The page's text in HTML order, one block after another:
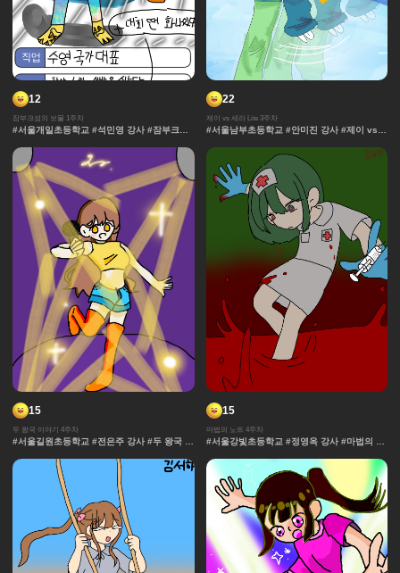
12
잠부크섬의 보물 1주차
#서울개일초등학교 #석민영 강사 #잠부크섬
의보물 #9차시 #사건 #모험 #마법 #서울개일
초등학교 #석민영강사 #세계관 중세 #보물 #
정규
22
제이 vs 세라 Lite 3주차
#서울남부초등학교 #안미진 강사 #제이 vs
#컷만화 #데포르메 #훈련 #보석 #창작 디자
인 #체육 #제이 #대결 #댄스
15
두 왕국 이야기 4주차
#서울길원초등학교 #전은주 강사 #두 왕국 이
#보석 #채색기법 #왕국
15
마법의 노트 4주차
#서울강빛초등학교 #정영옥 강사 #마법의 노
티 #날씨 #캐릭터 #아이돌 #액션 #컷만화 #
개성 #창작 디자인 #마법 #노트 #채색기법 #
댄스 #연출 #무대